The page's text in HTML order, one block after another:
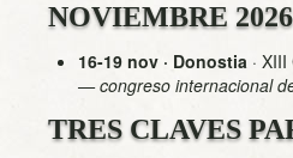
NOVIEMBRE 2026
16-19 nov · Donostia · XIII
— congreso internacional
TRES CLAVES